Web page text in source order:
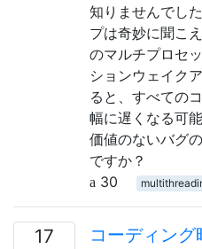
知りませんでし
プは奇妙に聞こ
のマルチプロセ
ションウェイク
ると、すべての
幅に遅くなる可
価値のないバグ
ですか？
30
17
コーディン